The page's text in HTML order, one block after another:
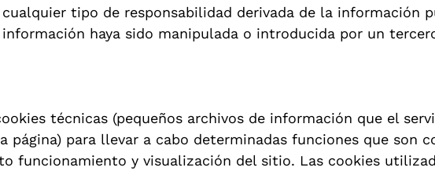
cualquier tipo de responsabilidad derivada de la información
haya sido manipulada o introducida por un
técnicas (pequeños archivos de información que el
página) para llevar a cabo determinadas funciones que son
funcionamiento y visualización del sitio. Las cookies